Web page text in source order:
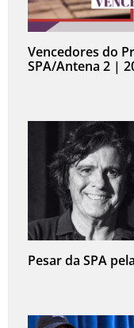
Vencedores do
SPA/Antena 2 |
Pesar da SPA